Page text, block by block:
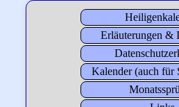
Erläuterungen &
Kalender (auch für